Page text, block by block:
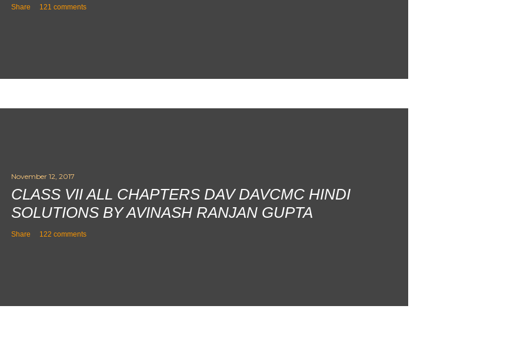
Share 121 comments
November 12, 2017
CLASS VII ALL CHAPTERS DAV DAVCMC HINDI
SOLUTIONS BY AVINASH RANJAN GUPTA
Share 122 comments